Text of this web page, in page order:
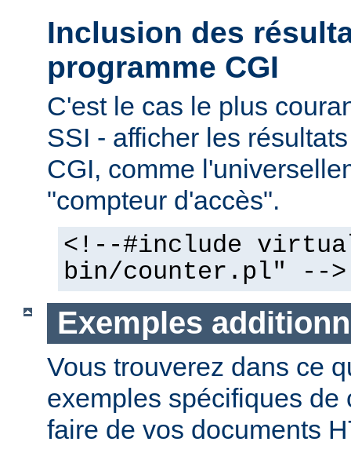
Inclusion des
programme CGI
C'est le cas le plus
SSI - afficher les
CGI, comme
"compteur d'accès".
<!--#include
bin/counter.pl" -->
Exemples
Vous trouverez dans ce
exemples spécifiques de
faire de vos documents